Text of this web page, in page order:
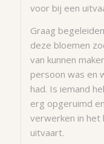
voor bij een
Graag
deze bloemen
van kunnen
persoon was en
had. Is iemand
erg opgeruimd
verwerken in
uitvaart.